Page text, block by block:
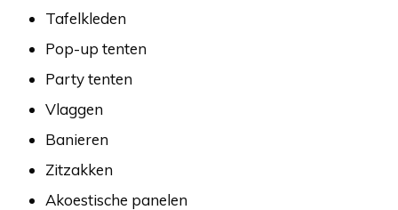
Tafelkleden
Pop-up tenten
Party tenten
Vlaggen
Banieren
Zitzakken
Akoestische panelen